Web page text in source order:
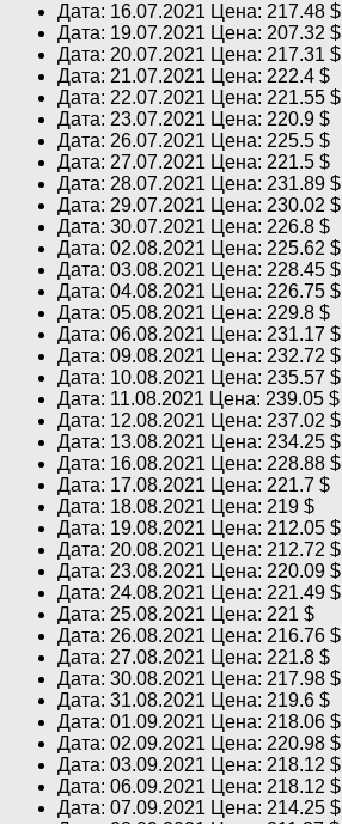
Дата: 16.07.2021 Цена: 217.48 $
Дата: 19.07.2021 Цена: 207.32 $
Дата: 20.07.2021 Цена: 217.31 $
Дата: 21.07.2021 Цена: 222.4 $
Дата: 22.07.2021 Цена: 221.55 $
Дата: 23.07.2021 Цена: 220.9 $
Дата: 26.07.2021 Цена: 225.5 $
Дата: 27.07.2021 Цена: 221.5 $
Дата: 28.07.2021 Цена: 231.89 $
Дата: 29.07.2021 Цена: 230.02 $
Дата: 30.07.2021 Цена: 226.8 $
Дата: 02.08.2021 Цена: 225.62 $
Дата: 03.08.2021 Цена: 228.45 $
Дата: 04.08.2021 Цена: 226.75 $
Дата: 05.08.2021 Цена: 229.8 $
Дата: 06.08.2021 Цена: 231.17 $
Дата: 09.08.2021 Цена: 232.72 $
Дата: 10.08.2021 Цена: 235.57 $
Дата: 11.08.2021 Цена: 239.05 $
Дата: 12.08.2021 Цена: 237.02 $
Дата: 13.08.2021 Цена: 234.25 $
Дата: 16.08.2021 Цена: 228.88 $
Дата: 17.08.2021 Цена: 221.7 $
Дата: 18.08.2021 Цена: 219 $
Дата: 19.08.2021 Цена: 212.05 $
Дата: 20.08.2021 Цена: 212.72 $
Дата: 23.08.2021 Цена: 220.09 $
Дата: 24.08.2021 Цена: 221.49 $
Дата: 25.08.2021 Цена: 221 $
Дата: 26.08.2021 Цена: 216.76 $
Дата: 27.08.2021 Цена: 221.8 $
Дата: 30.08.2021 Цена: 217.98 $
Дата: 31.08.2021 Цена: 219.6 $
Дата: 01.09.2021 Цена: 218.06 $
Дата: 02.09.2021 Цена: 220.98 $
Дата: 03.09.2021 Цена: 218.12 $
Дата: 06.09.2021 Цена: 218.12 $
Дата: 07.09.2021 Цена: 214.25 $